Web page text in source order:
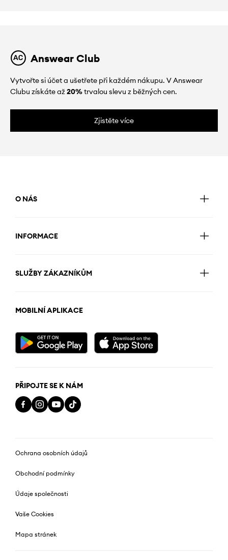
Answear Club
Vytvořte si účet a ušetřete při každém nákupu. V Answear
Clubu získáte až20%trvalou slevu z běžných cen.
Zjistěte více
O NÁS
INFORMACE
SLUŽBY ZÁKAZNÍKŮM
MOBILNÍ APLIKACE
PŘIPOJTE SE K NÁM
Ochrana osobních údajů
Obchodní podmínky
Údaje společnosti
Vaše Cookies
Mapa stránek